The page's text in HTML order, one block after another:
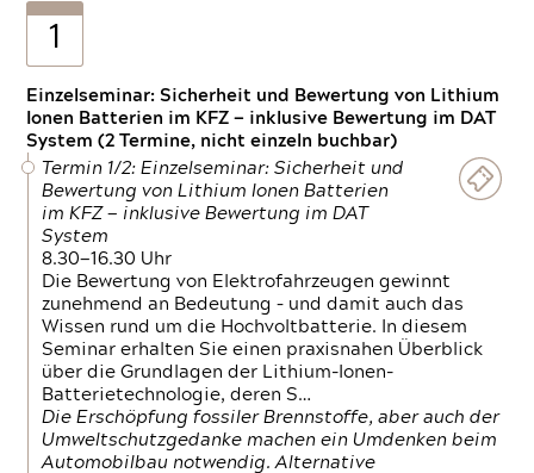
1
Einzelseminar: Sicherheit und Bewertung von Lithium
Ionen Batterien im KFZ — inklusive Bewertung im DAT
System (2 Termine, nicht einzeln buchbar)
Termin 1/2: Einzelseminar: Sicherheit und
Bewertung von Lithium Ionen Batterien
im KFZ — inklusive Bewertung im DAT
System
8.30—16.30 Uhr
Die Bewertung von Elektrofahrzeugen gewinnt
zunehmend an Bedeutung – und damit auch das
Wissen rund um die Hochvoltbatterie. In diesem
Seminar erhalten Sie einen praxisnahen Überblick
über die Grundlagen der Lithium-Ionen-
Batterietechnologie, deren S…
Die Erschöpfung fossiler Brennstoffe, aber auch der
Umweltschutzgedanke machen ein Umdenken beim
Automobilbau notwendig. Alternative